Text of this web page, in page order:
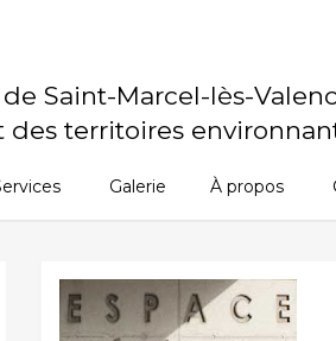
Saint-Marcel-lès-
des territoires
Galerie À propos